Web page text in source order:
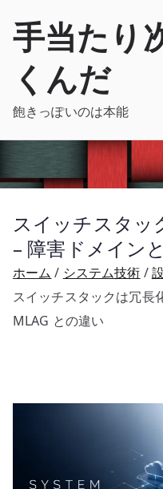
手当たり
くんだ
飽きっぽいのは本能
スイッチスタッ
– 障害ドメイン
ホーム システム技術
スイッチスタックは冗長
MLAG との違い